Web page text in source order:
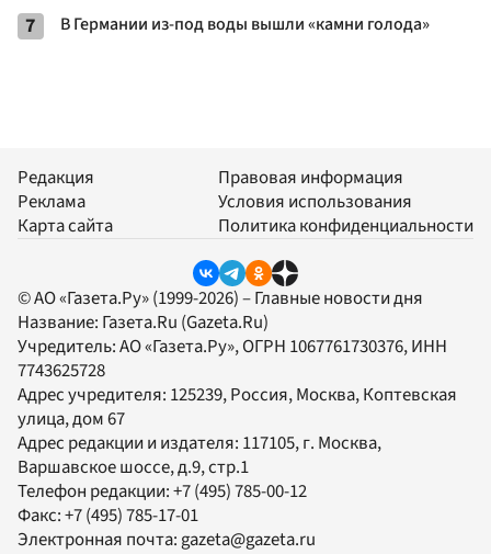
7 В Германии из-под воды вышли «камни голода»
Редакция
Реклама
Карта сайта
Правовая информация
Условия использования
Политика конфиденциальности
© АО «Газета.Ру» (1999-2026) – Главные новости дня
Название: Газета.Ru (Gazeta.Ru)
Учредитель:АО «Газета.Ру», ОГРН 1067761730376, ИНН
7743625728
Адрес учредителя: 125239, Россия, Москва, Коптевская
улица, дом 67
Адрес редакции и издателя: 117105, г. Москва,
Варшавское шоссе, д.9, стр.1
Телефон редакции:+7 (495) 785-00-12
Факс:+7 (495) 785-17-01
Электронная почта: gazeta@gazeta.ru